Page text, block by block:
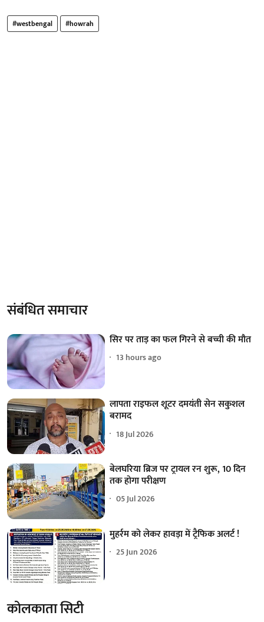
#westbengal #howrah
संबंधित समाचार
सिर पर ताड़ का फल गिरने से बच्ची की मौत
13 hours ago
लापता राइफल शूटर दमयंती सेन सकुशल
बरामद
18 Jul 2026
बेलघरिया ब्रिज पर ट्रायल रन शुरू, 10 दिन
तक होगा परीक्षण
05 Jul 2026
मुहर्रम को लेकर हावड़ा में ट्रैफिक अलर्ट !
25 Jun 2026
कोलकाता सिटी